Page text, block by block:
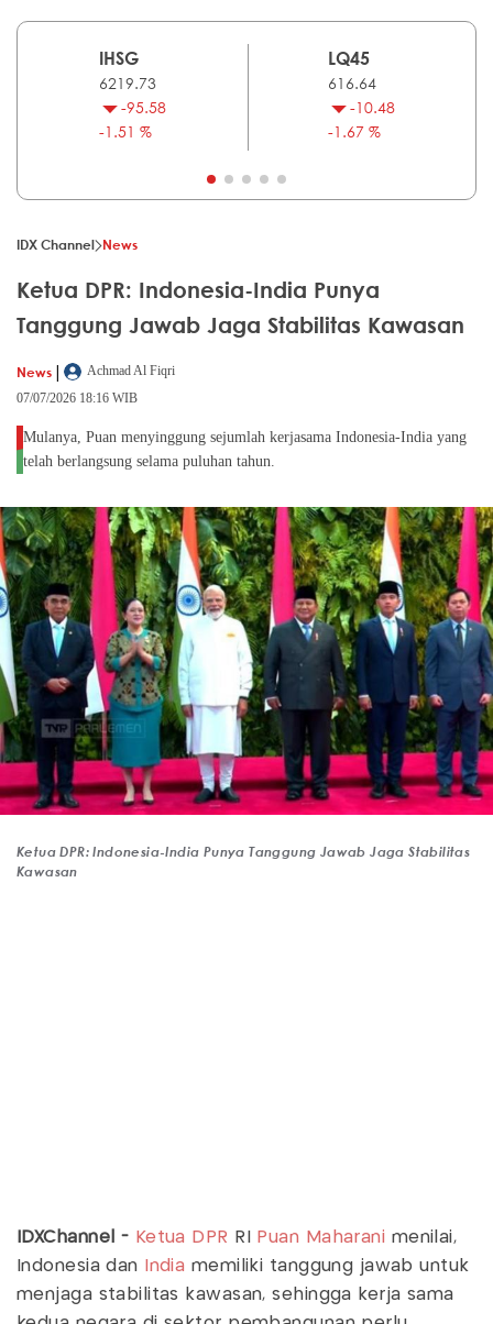
IHSG
6219.73
-95.58
-1.51 %
LQ45
616.64
-10.48
-1.67 %
IDX Channel News
Ketua DPR: Indonesia-India Punya
Tanggung Jawab Jaga Stabilitas Kawasan
News |
Achmad Al Fiqri
07/07/2026 18:16 WIB
Mulanya, Puan menyinggung sejumlah kerjasama Indonesia-India yang
telah berlangsung selama puluhan tahun.
Ketua DPR: Indonesia-India Punya Tanggung Jawab Jaga Stabilitas
Kawasan
IDXChannel - Ketua DPR RI Puan Maharani menilai,
Indonesia dan
India memiliki tanggung jawab untuk
menjaga stabilitas kawasan, sehingga kerja sama